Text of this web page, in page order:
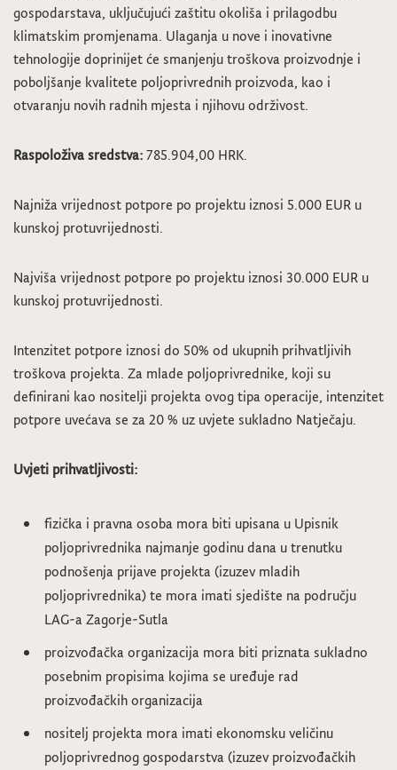
gospodarstava, uključujući zaštitu okoliša i prilagodbu
klimatskim promjenama. Ulaganja u nove i inovativne
tehnologije doprinijet će smanjenju troškova proizvodnje i
poboljšanje kvalitete poljoprivrednih proizvoda, kao i
otvaranju novih radnih mjesta i njihovu održivost.
Raspoloživa sredstva:785.904,00 HRK.
Najniža vrijednost potpore po projektu iznosi 5.000 EUR u
kunskoj protuvrijednosti.
Najviša vrijednost potpore po projektu iznosi 30.000 EUR u
kunskoj protuvrijednosti.
Intenzitet potpore iznosi do 50% od ukupnih prihvatljivih
troškova projekta. Za mlade poljoprivrednike, koji su
definirani kao nositelji projekta ovog tipa operacije, intenzitet
potpore uvećava se za 20 % uz uvjete sukladno Natječaju.
Uvjeti prihvatljivosti:
fizička i pravna osoba mora biti upisana u Upisnik
poljoprivrednika najmanje godinu dana u trenutku
podnošenja prijave projekta (izuzev mladih
poljoprivrednika) te mora imati sjedište na području
LAG-a Zagorje-Sutla
proizvođačka organizacija mora biti priznata sukladno
posebnim propisima kojima se uređuje rad
proizvođačkih organizacija
nositelj projekta mora imati ekonomsku veličinu
poljoprivrednog gospodarstva (izuzev proizvođačkih